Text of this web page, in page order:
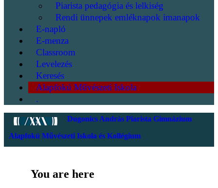
Piarista pedagógia és lelkiség
Rendi ünnepek emléknapok imanapok
E-napló
E-menza
Classroom
Levelezés
Keresés
Alapfokú Művészeti Iskola
.
Dugonics András Piarista Gimnázium
Alapfokú Művészeti Iskola és Kollégium
You are here